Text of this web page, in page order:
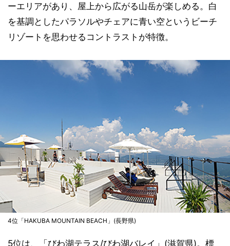
ーエリアがあり、屋上から広がる山岳が楽しめる。白
を基調としたパラソルやチェアに青い空というビーチ
リゾートを思わせるコントラストが特徴。
4位「HAKUBA MOUNTAIN BEACH」(長野県)
5位は、「びわ湖テラス/びわ湖バレイ」(滋賀県)。標